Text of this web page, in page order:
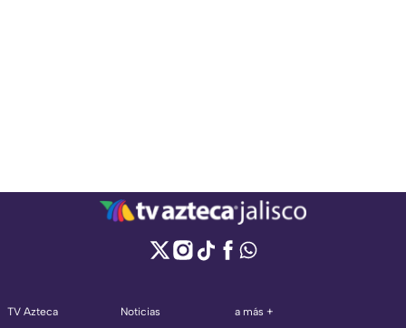
TV Azteca
Noticias
a más +